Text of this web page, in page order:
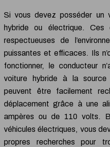
Si vous devez posséder un
hybride ou électrique. Ces
respectueuses de
puissantes et efficaces. Ils
fonctionner, le conducteur
voiture hybride à la source
peuvent être facilement
déplacement grâce à une
ampères ou de 110 volts.
véhicules électriques, vous
propres recherches pour